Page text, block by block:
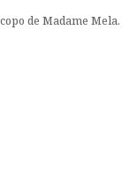
de Madame Mela.